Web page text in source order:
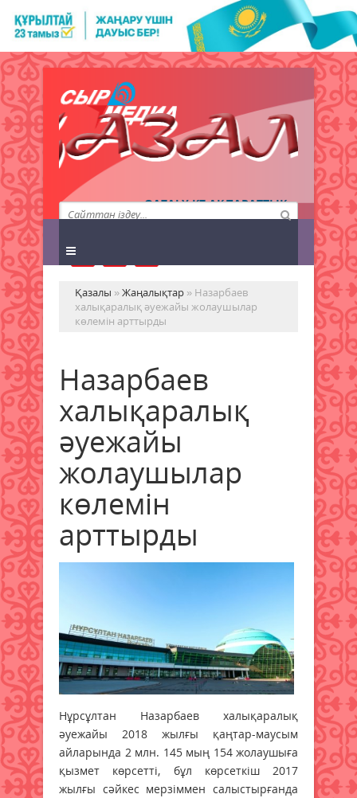
QAZALY.KZ АҚПАРАТТЫҚ
АГЕНТТІГІ
Қазалы »Жаңалықтар » Назарбаев
халықаралық әуежайы жолаушылар
көлемін арттырды
Назарбаев
халықаралық
әуежайы
жолаушылар
көлемін
арттырды
Нұрсұлтан Назарбаев халықаралық
әуежайы 2018 жылғы қаңтар-маусым
айларында 2 млн. 145 мың 154 жолаушыға
қызмет көрсетті, бұл көрсеткіш 2017
жылғы сәйкес мерзіммен салыстырғанда